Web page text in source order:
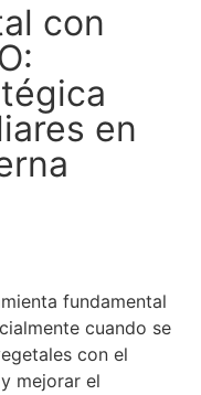
con
en
fundamental
cuando se
con el
mejorar el